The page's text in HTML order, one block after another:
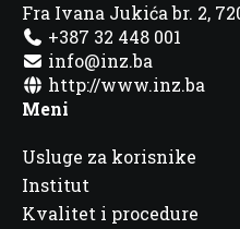
Fra Ivana Jukića br. 2,
+387 32 448 001
info@inz.ba
http://www.inz.ba
Meni
Usluge za korisnike
Institut
Kvalitet i procedure